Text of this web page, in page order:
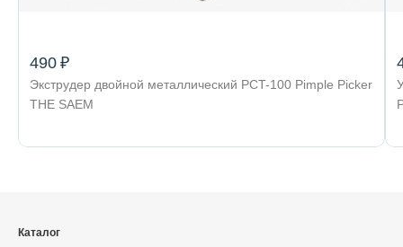
490 ₽
Экструдер двойной металлический PCT-100 Pimple Picker
THE SAEM
Каталог